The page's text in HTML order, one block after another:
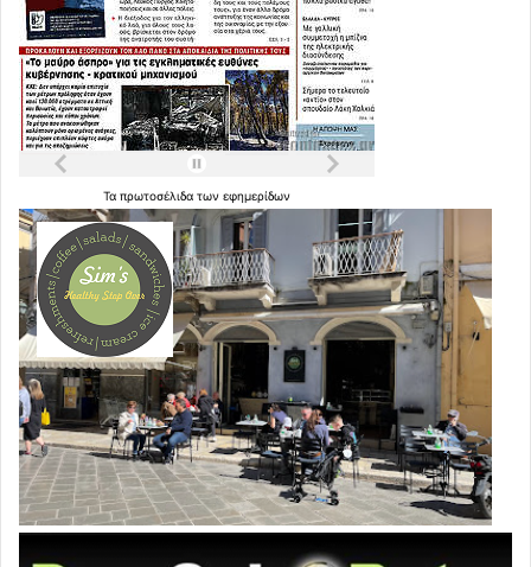
Τα πρωτοσέλιδα των εφημερίδων